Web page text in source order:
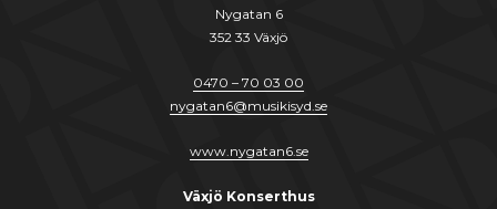
Nygatan 6
352 33 Växjö
0470 – 70 03 00
nygatan6@musikisyd.se
www.nygatan6.se
Växjö Konserthus